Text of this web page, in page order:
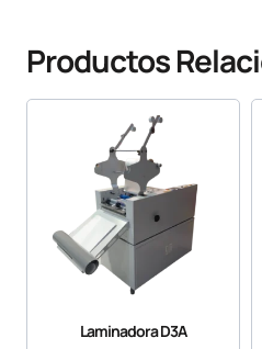
Productos
Laminadora D3A